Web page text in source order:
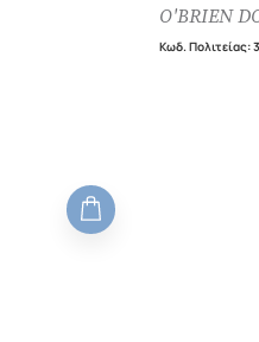
ΝΤΟΜΙΝΙΚ
ΦΟΡΕΣ
O'BRIEN
Κωδ. Πολιτείας: